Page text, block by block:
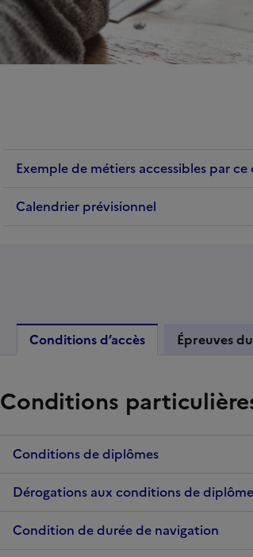
Exemple de métiers accessibles par
Calendrier prévisionnel
Conditions d’accès Épreuves
Conditions
Conditions de diplômes
Dérogations aux conditions de diplôme
Condition de durée de navigation